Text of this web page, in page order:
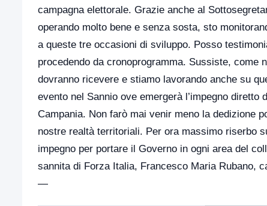
campagna elettorale. Grazie anche al
operando molto bene e senza sosta, sto
a queste tre occasioni di sviluppo. Posso
procedendo da cronoprogramma. Sussiste,
dovranno ricevere e stiamo lavorando anche su
evento nel Sannio ove emergerà l’impegno
Campania. Non farò mai venir meno la dedizione
nostre realtà territoriali. Per ora massimo riserbo
impegno per portare il Governo in ogni area del
sannita di Forza Italia, Francesco Maria Rubano,
—